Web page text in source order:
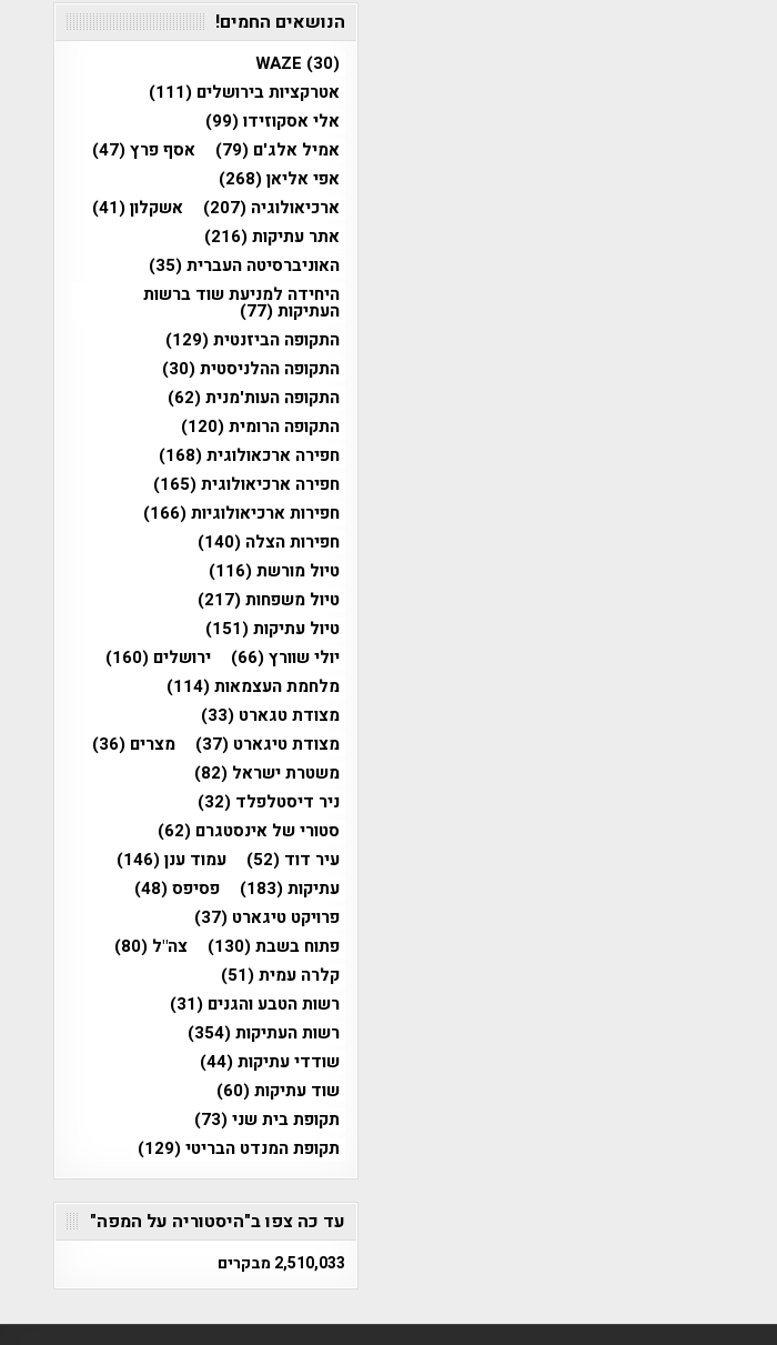
הנושאים החמים!
WAZE (30)
אטרקציות בירושלים (111)
אלי אסקוזידו(99)
אמיל אלג'ם (79) אסף פרץ(47)
אפי אליאן(268)
ארכיאולוגיה (207) אשקלון(41)
אתר עתיקות(216)
האוניברסיטה העברית(35)
היחידה למניעת שוד ברשות
העתיקות(77)
התקופה הביזנטית(129)
התקופה ההלניסטית(30)
התקופה העות'מנית(62)
התקופה הרומית(120)
חפירה ארכאולוגית(168)
חפירה ארכיאולוגית(165)
חפירות ארכיאולוגיות(166)
חפירות הצלה (140)
טיול מורשת(116)
טיול משפחות(217)
טיול עתיקות(151)
יולי שוורץ(66) ירושלים (160)
מלחמת העצמאות(114)
מצודת טגארט (33)
מצודת טיגארט (37) מצרים (36)
משטרת ישראל (82)
ניר דיסטלפלד (32)
סטורי של אינסטגרם (62)
עיר דוד (52) עמוד ענן(146)
עתיקות(183) פסיפס(48)
פרויקט טיגארט (37)
פתוח בשבת(130) צה"ל (80)
קלרה עמית(51)
רשות הטבע והגנים (31)
רשות העתיקות(354)
שודדי עתיקות(44)
שוד עתיקות(60)
תקופת בית שני(73)
תקופת המנדט הבריטי(129)
עד כה צפו ב"היסטוריה על המפה"
2,510,033 מבקרים